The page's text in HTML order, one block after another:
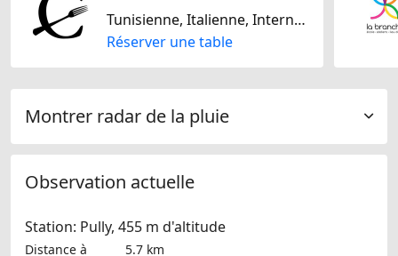
Tunisienne, Italienne, Internationale
Réserver une table
Montrer radar de la pluie
Observation actuelle
Station: Pully, 455 m d'altitude
Distance à
5.7 km